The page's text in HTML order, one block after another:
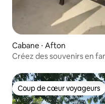
Cabane ⋅ Afton
Créez des souvenirs en
Coup de cœur voyageurs
Coup de cœur voyageurs